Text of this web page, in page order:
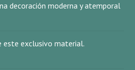
decoración moderna y atemporal
este exclusivo material.